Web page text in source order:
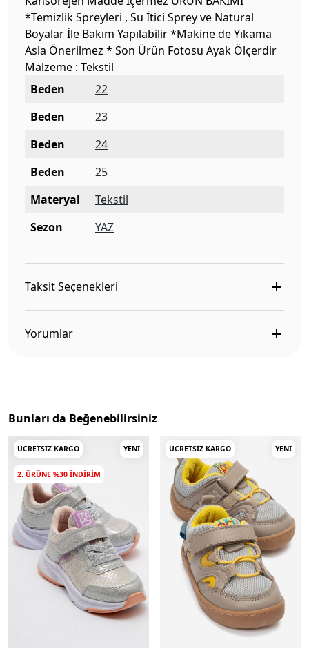
*Temizlik Spreyleri , Su İtici Sprey ve Natural
Boyalar İle Bakım Yapılabilir *Makine de Yıkama
Asla Önerilmez * Son Ürün Fotosu Ayak Ölçerdir
Malzeme : Tekstil
Beden
22
Beden
23
Beden
24
Beden
25
Materyal
Tekstil
Sezon
YAZ
Taksit Seçenekleri
Yorumlar
Bunları da Beğenebilirsiniz
ÜCRETSIZ KARGO YENI
2. ÜRÜNE %30 INDIRIM
ÜCRETSIZ KARGO YENI